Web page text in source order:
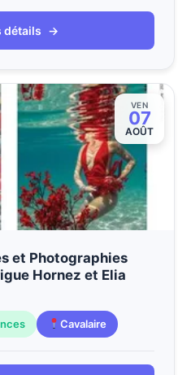
détails →
VEN
07
AOÛT
et Photographies
Hornez et Elia
Cavalaire